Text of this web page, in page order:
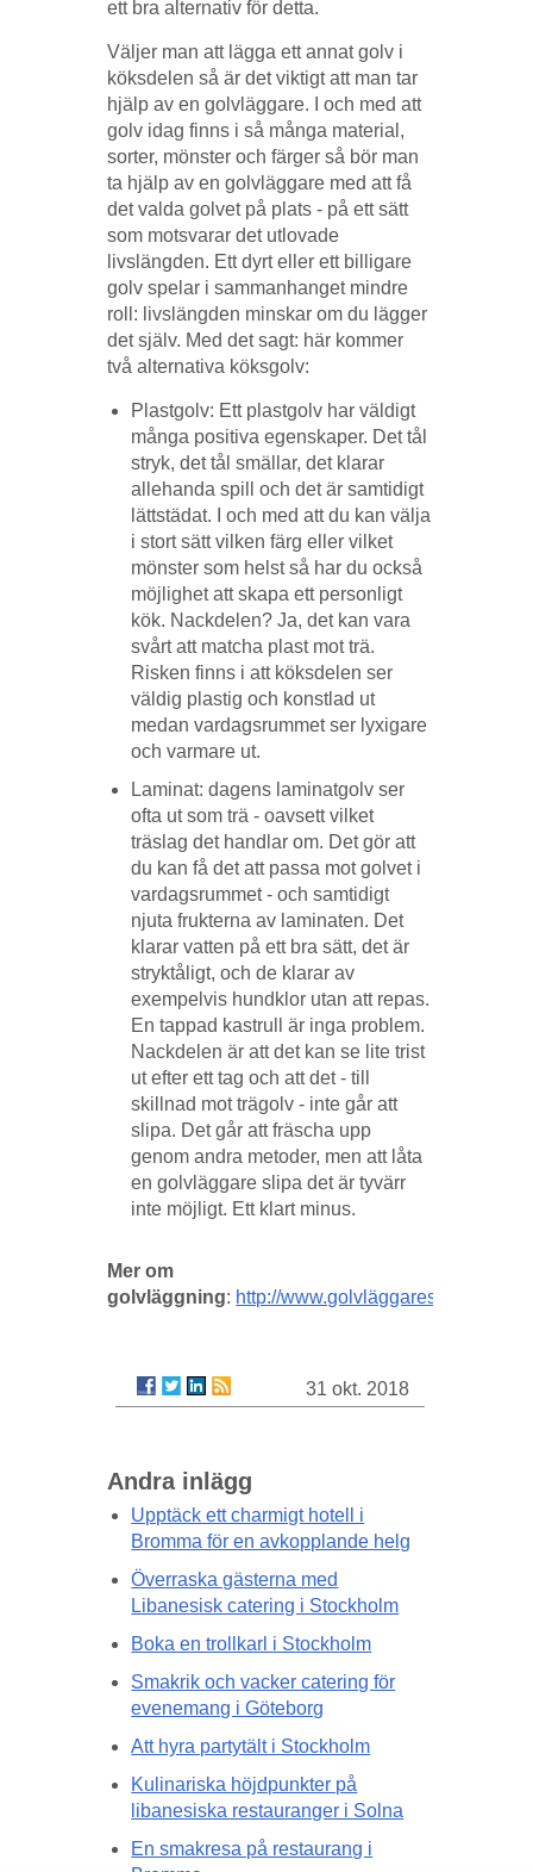
ett bra alternativ för detta.
Väljer man att lägga ett annat golv i
köksdelen så är det viktigt att man tar
hjälp av en golvläggare. I och med att
golv idag finns i så många material,
sorter, mönster och färger så bör man
ta hjälp av en golvläggare med att få
det valda golvet på plats - på ett sätt
som motsvarar det utlovade
livslängden. Ett dyrt eller ett billigare
golv spelar i sammanhanget mindre
roll: livslängden minskar om du lägger
det själv. Med det sagt: här kommer
två alternativa köksgolv:
Plastgolv: Ett plastgolv har väldigt
många positiva egenskaper. Det tål
stryk, det tål smällar, det klarar
allehanda spill och det är samtidigt
lättstädat. I och med att du kan välja
i stort sätt vilken färg eller vilket
mönster som helst så har du också
möjlighet att skapa ett personligt
kök. Nackdelen? Ja, det kan vara
svårt att matcha plast mot trä.
Risken finns i att köksdelen ser
väldig plastig och konstlad ut
medan vardagsrummet ser lyxigare
och varmare ut.
Laminat: dagens laminatgolv ser
ofta ut som trä - oavsett vilket
träslag det handlar om. Det gör att
du kan få det att passa mot golvet i
vardagsrummet - och samtidigt
njuta frukterna av laminaten. Det
klarar vatten på ett bra sätt, det är
stryktåligt, och de klarar av
exempelvis hundklor utan att repas.
En tappad kastrull är inga problem.
Nackdelen är att det kan se lite trist
ut efter ett tag och att det - till
skillnad mot trägolv - inte går att
slipa. Det går att fräscha upp
genom andra metoder, men att låta
en golvläggare slipa det är tyvärr
inte möjligt. Ett klart minus.
Mer om
golvläggning: http://
31 okt. 2018
Andra inlägg
Upptäck ett charmigt hotell i
Bromma för en avkopplande helg
Överraska gästerna med
Libanesisk catering i Stockholm
Boka en trollkarl i Stockholm
Smakrik och vacker catering för
evenemang i Göteborg
Att hyra partytält i Stockholm
Kulinariska höjdpunkter på
libanesiska restauranger i Solna
En smakresa på restaurang i